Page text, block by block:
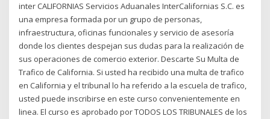
inter CALIFORNIAS Servicios Aduanales InterCalifornias S.C. es
una empresa formada por un grupo de personas,
infraestructura, oficinas funcionales y servicio de asesoría
donde los clientes despejan sus dudas para la realización de
sus operaciones de comercio exterior. Descarte Su Multa de
Trafico de California. Si usted ha recibido una multa de trafico
en California y el tribunal lo ha referido a la escuela de trafico,
usted puede inscribirse en este curso convenientemente en
linea. El curso es aprobado por TODOS LOS TRIBUNALES de los